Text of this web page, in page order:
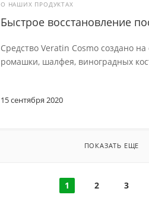
О НАШИХ ПРОДУКТАХ
15 сентября 2020
Быстрое восстановление
Средство Veratin Cosmo создано
ромашки, шалфея, виноградных
ПОКАЗАТЬ ЕЩЕ
1 2 3